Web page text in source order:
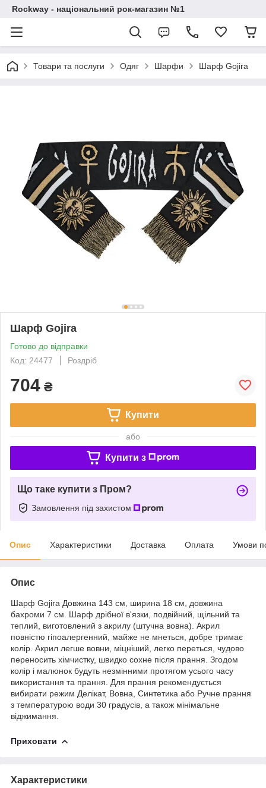
Rockway - національний рок-магазин №1
Товари та послуги Одяг Шарфи Шарф Gojira
Шарф Gojira
Готово до відправки
Код: 24477
Роздріб
704 ₴
Купити
або
Купити з
Що таке купити з Пром?
Замовлення під захистом
Опис Характеристики Доставка Оплата Умови
Опис
Шарф Gojira Довжина 143 см, ширина 18 см, довжина
бахроми 7 см. Шарф дрібної в'язки, подвійний, щільний та
теплий, виготовлений з акрилу (штучна вовна). Акрил
повністю гіпоалергенний, майже не мнеться, добре тримає
колір. Акрил легше вовни, міцніший, легко переться, чудово
переносить хімчистку, швидко сохне після прання. Згодом
колір і малюнок будуть незмінними протягом усього часу
використання та прання. Для прання рекомендується
вибирати режим Делікат, Вовна, Синтетика або Ручне прання
з температурою води 30 градусів, а також мінімальне
віджимання.
Приховати
Характеристики